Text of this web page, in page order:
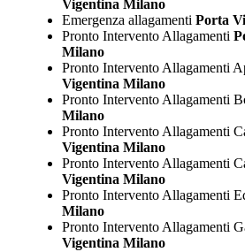
Vigentina Milano
Emergenza allagamenti Porta
Pronto Intervento Allagamenti
Milano
Pronto Intervento Allagamenti
Vigentina Milano
Pronto Intervento Allagamenti
Milano
Pronto Intervento Allagamenti
Vigentina Milano
Pronto Intervento Allagamenti
Vigentina Milano
Pronto Intervento Allagamenti
Milano
Pronto Intervento Allagamenti
Vigentina Milano